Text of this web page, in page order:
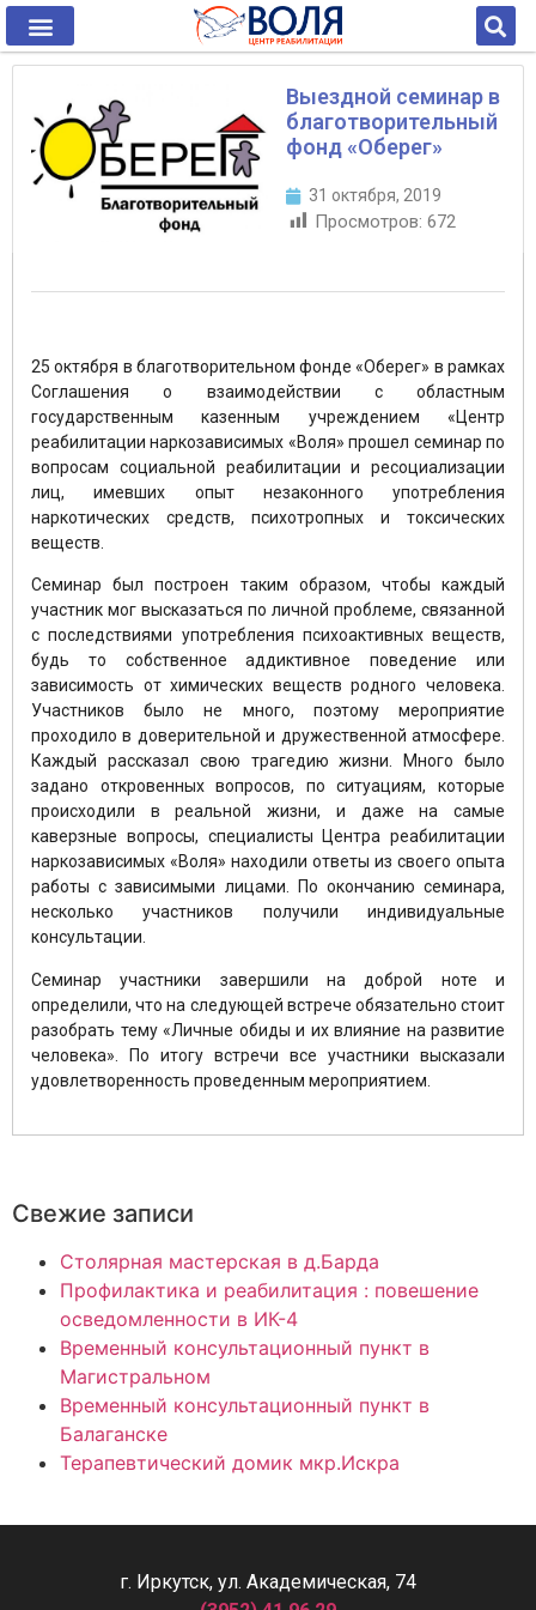
Выездной семинар в
благотворительный
фонд «Оберег»
31 октября, 2019
Просмотров: 672
25 октября в благотворительном фонде «Оберег» в рамках
Соглашения о взаимодействии с областным
государственным казенным учреждением «Центр
реабилитации наркозависимых «Воля» прошел семинар по
вопросам социальной реабилитации и ресоциализации
лиц, имевших опыт незаконного употребления
наркотических средств, психотропных и токсических
веществ.
Семинар был построен таким образом, чтобы каждый
участник мог высказаться по личной проблеме, связанной
с последствиями употребления психоактивных веществ,
будь то собственное аддиктивное поведение или
зависимость от химических веществ родного человека.
Участников было не много, поэтому мероприятие
проходило в доверительной и дружественной атмосфере.
Каждый рассказал свою трагедию жизни. Много было
задано откровенных вопросов, по ситуациям, которые
происходили в реальной жизни, и даже на самые
каверзные вопросы, специалисты Центра реабилитации
наркозависимых «Воля» находили ответы из своего опыта
работы с зависимыми лицами. По окончанию семинара,
несколько участников получили индивидуальные
консультации.
Семинар участники завершили на доброй ноте и
определили, что на следующей встрече обязательно стоит
разобрать тему «Личные обиды и их влияние на развитие
человека». По итогу встречи все участники высказали
удовлетворенность проведенным мероприятием.
Свежие записи
Столярная мастерская в д.Барда
Профилактика и реабилитация : повешение
осведомленности в ИК-4
Временный консультационный пункт в
Магистральном
Временный консультационный пункт в
Балаганске
Терапевтический домик мкр.Искра
г. Иркутск, ул. Академическая, 74